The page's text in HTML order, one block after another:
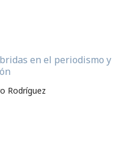
en el periodismo y
Rodríguez